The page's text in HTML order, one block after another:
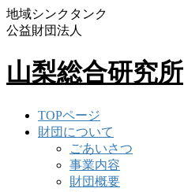
地域シンクタンク
公益財団法人
山梨総合研究所
TOPページ
財団について
ごあいさつ
事業内容
財団概要